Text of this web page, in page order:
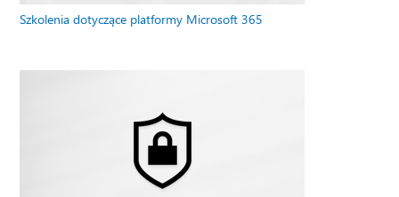
Szkolenia dotyczące platformy Microsoft 365